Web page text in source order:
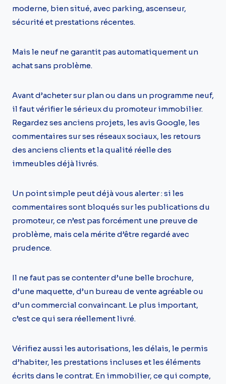
moderne, bien situé, avec parking, ascenseur,
sécurité et prestations récentes.
Mais le neuf ne garantit pas automatiquement un
achat sans problème.
Avant d’acheter sur plan ou dans un programme neuf,
il faut vérifier le sérieux du promoteur immobilier.
Regardez ses anciens projets, les avis Google, les
commentaires sur ses réseaux sociaux, les retours
des anciens clients et la qualité réelle des
immeubles déjà livrés.
Un point simple peut déjà vous alerter : si les
commentaires sont bloqués sur les publications du
promoteur, ce n’est pas forcément une preuve de
problème, mais cela mérite d’être regardé avec
prudence.
Il ne faut pas se contenter d’une belle brochure,
d’une maquette, d’un bureau de vente agréable ou
d’un commercial convaincant. Le plus important,
c’est ce qui sera réellement livré.
Vérifiez aussi les autorisations, les délais, le permis
d’habiter, les prestations incluses et les éléments
écrits dans le contrat. En immobilier, ce qui compte,